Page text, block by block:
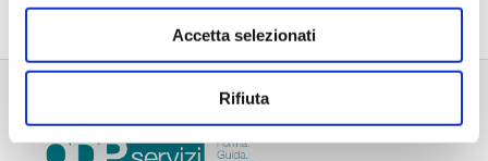
Accetta selezionati
Rifiuta